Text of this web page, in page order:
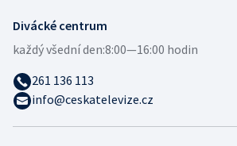
Divácké centrum
každý všední den:8:00—16:00 hodin
261 136 113
info@ceskatelevize.cz